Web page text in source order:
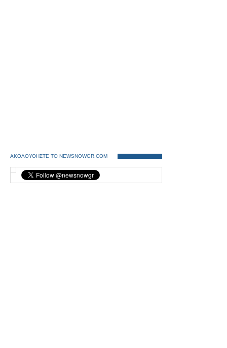
ΑΚΟΛΟΥΘΗΣΤΕ ΤΟ NEWSNOWGR.COM